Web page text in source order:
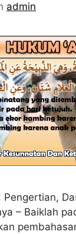
admin
Pengertian,
– Baiklah